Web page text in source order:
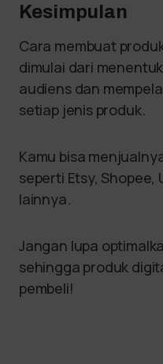
Kesimpulan
Cara membuat
dimulai dari
audiens dan
setiap jenis produk.
Kamu bisa
seperti Etsy, Shopee,
lainnya.
Jangan lupa
sehingga produk
pembeli!